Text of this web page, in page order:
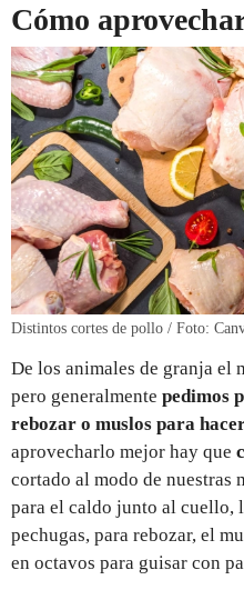
Cómo
Distintos cortes de pollo / Foto:
De los animales de granja el
pero generalmente pedimos
rebozar o muslos para
aprovecharlo mejor hay que
cortado al modo de nuestras
para el caldo junto al cuello,
pechugas, para rebozar, el
en octavos para guisar con